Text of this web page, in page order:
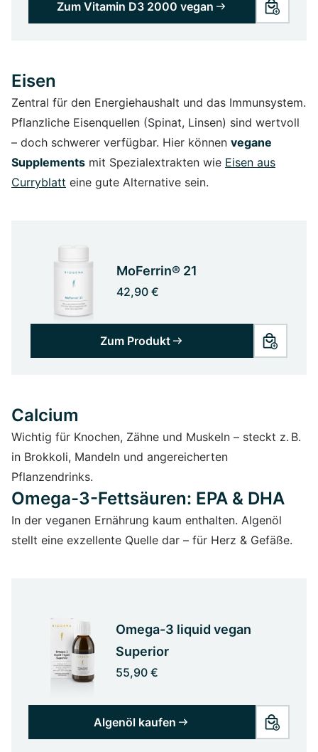
Zum Vitamin D3 2000 vegan
Eisen
Zentral für den Energiehaushalt und das Immunsystem.
Pflanzliche Eisenquellen (Spinat, Linsen) sind wertvoll
– doch schwerer verfügbar. Hier können vegane
Supplements mit Spezialextrakten wie Eisen aus
Curryblatt eine gute Alternative sein.
MoFerrin® 21
42,90 €
Zum Produkt
Calcium
Wichtig für Knochen, Zähne und Muskeln – steckt z. B.
in Brokkoli, Mandeln und angereicherten
Pflanzendrinks.
Omega-3-Fettsäuren: EPA & DHA
In der veganen Ernährung kaum enthalten. Algenöl
stellt eine exzellente Quelle dar – für Herz & Gefäße.
Omega-3 liquid vegan
Superior
55,90 €
Algenöl kaufen